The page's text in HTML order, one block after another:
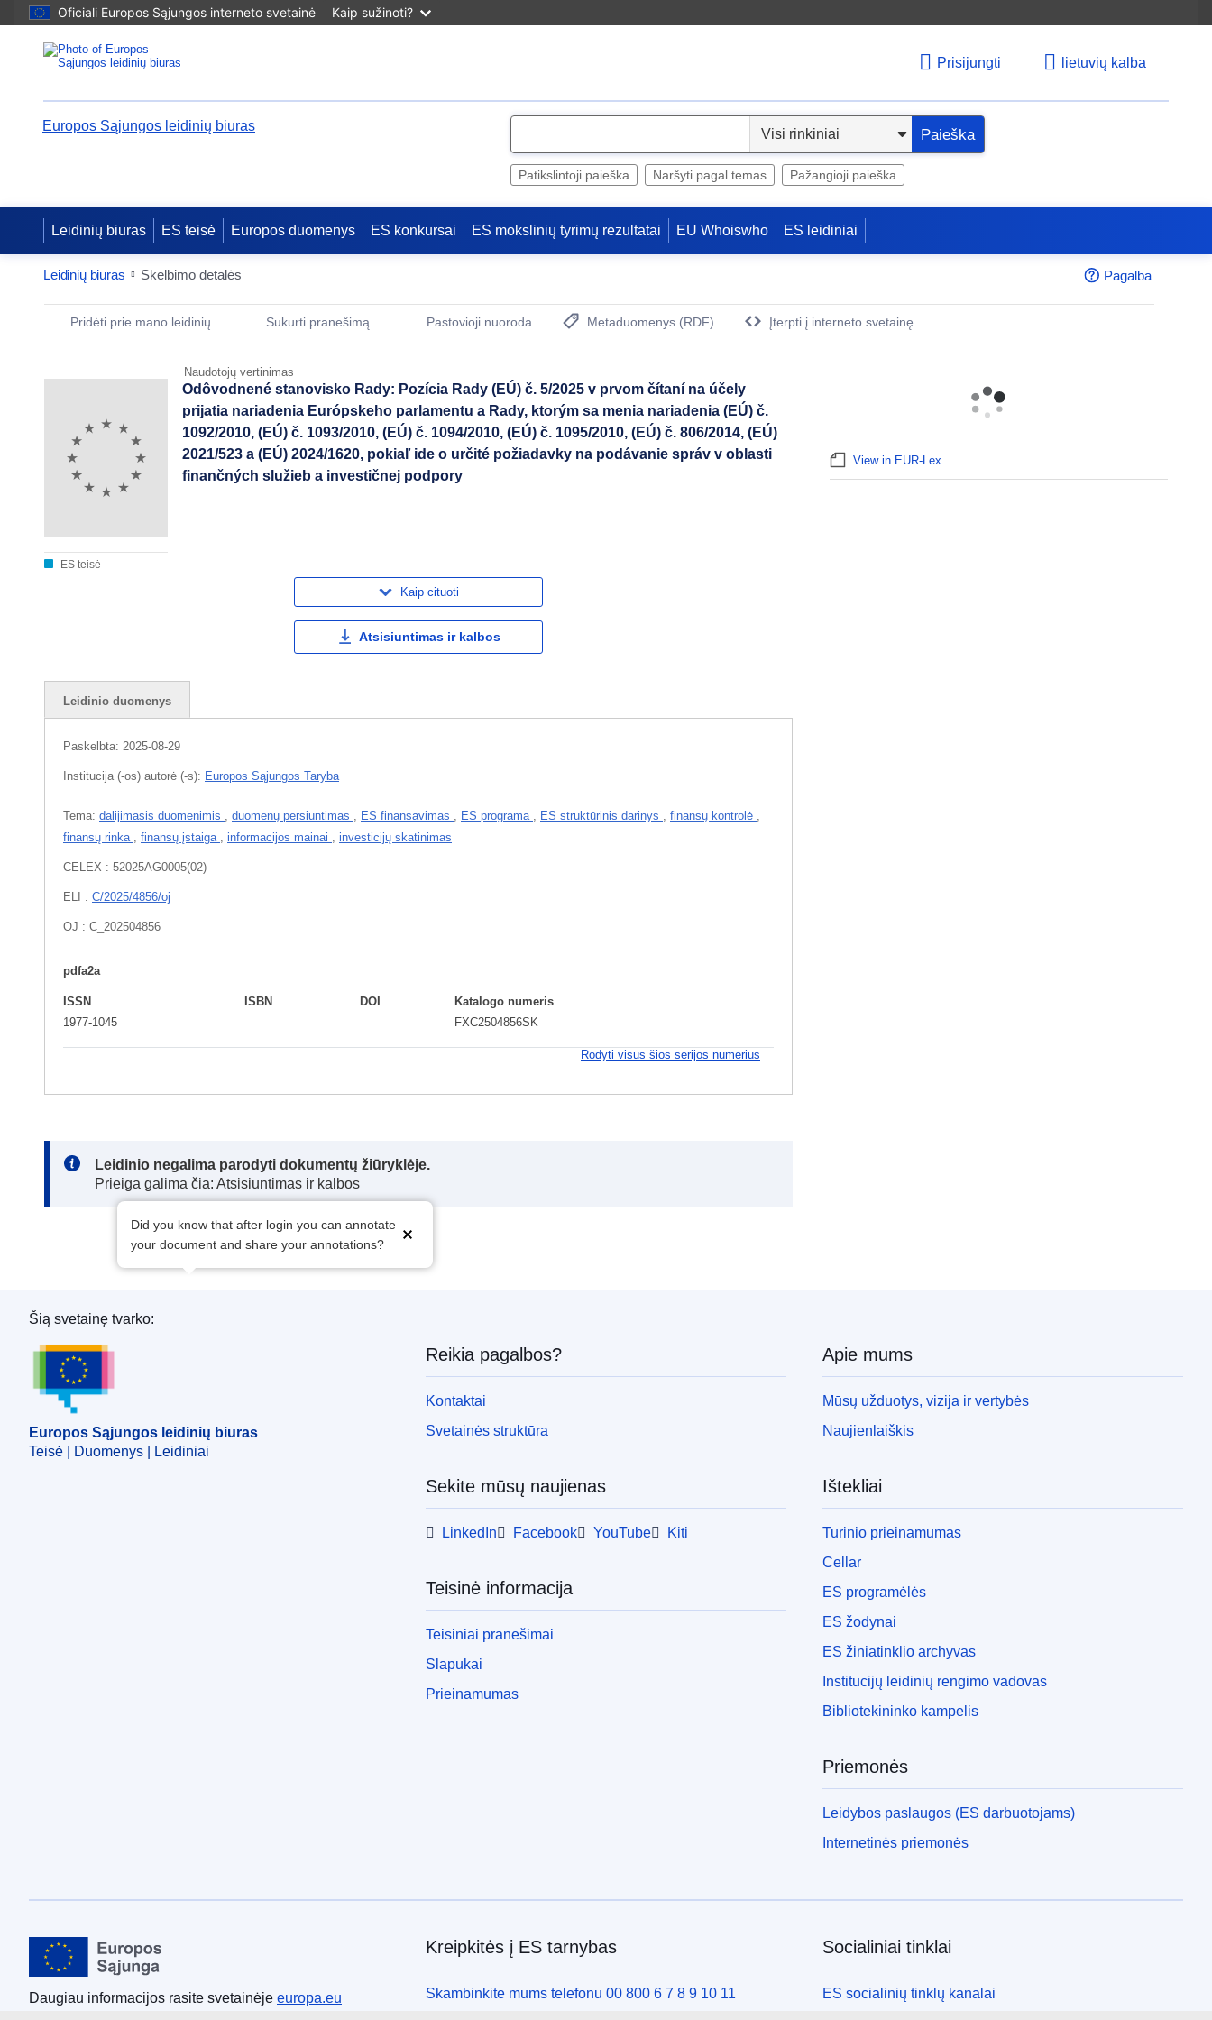
Oficiali Europos Sąjungos interneto svetainė Kaip sužinoti?
Prisijungti lietuvių kalba
Europos Sąjungos leidinių biuras
e
Paieška
Patikslintoji paieška Naršyti pagal temas Pažangioji paieška
Leidinių biuras ES teisė Europos duomenys ES konkursai ES mokslinių tyrimų rezultatai EU Whoiswho ES leidiniai
Leidinių biuras Skelbimo detalės Pagalba
Publication Detail Actions Portlet
Pridėti prie mano leidinių Sukurti pranešimą Pastovioji nuoroda
Metaduomenys (RDF)
Įterpti į interneto svetainę
Naudotojų vertinimas
ES teisė
Odôvodnené stanovisko Rady: Pozícia Rady (EÚ) č. 5/2025 v prvom čítaní na účely
prijatia nariadenia Európskeho parlamentu a Rady, ktorým sa menia nariadenia (EÚ) č.
1092/2010, (EÚ) č. 1093/2010, (EÚ) č. 1094/2010, (EÚ) č. 1095/2010, (EÚ) č. 806/2014, (EÚ)
2021/523 a (EÚ) 2024/1620, pokiaľ ide o určité požiadavky na podávanie správ v oblasti
finančných služieb a investičnej podpory
Kaip cituoti
Atsisiuntimas ir kalbos
Leidinio duomenys
Paskelbta: 2025-08-29
Institucija (-os) autorė (-s): Europos Sąjungos Taryba
Tema: dalijimasis duomenimis , duomenų persiuntimas , ES finansavimas , ES programa , ES struktūrinis darinys , finansų kontrolė ,
finansų rinka , finansų įstaiga , informacijos mainai , investicijų skatinimas
CELEX : 52025AG0005(02)
ELI : C/2025/4856/oj
OJ : C_202504856
pdfa2a
ISSN
1977-1045
ISBN DOI
Katalogo numeris
FXC2504856SK
Rodyti visus šios serijos numerius
Note:
Leidinio negalima parodyti dokumentų žiūryklėje.
Prieiga galima čia: Atsisiuntimas ir kalbos
Did you know that after login you can annotate
your document and share your annotations?
View in EUR-Lex
Europos Sąjungos leidinių biuras
Šią svetainę tvarko:
Europos Sąjungos leidinių biuras
Teisė | Duomenys | Leidiniai
Reikia pagalbos?
Kontaktai
Svetainės struktūra
Sekite mūsų naujienas
LinkedIn Facebook YouTube Kiti
Teisinė informacija
Teisiniai pranešimai
Slapukai
Prieinamumas
Apie mums
Mūsų užduotys, vizija ir vertybės
Naujienlaiškis
Ištekliai
Turinio prieinamumas
Cellar
ES programėlės
ES žodynai
ES žiniatinklio archyvas
Institucijų leidinių rengimo vadovas
Bibliotekininko kampelis
Priemonės
Leidybos paslaugos (ES darbuotojams)
Internetinės priemonės
Europos Sąjunga
Daugiau informacijos rasite svetainėje europa.eu
Kreipkitės į ES tarnybas
Skambinkite mums telefonu 00 800 6 7 8 9 10 11
Socialiniai tinklai
ES socialinių tinklų kanalai